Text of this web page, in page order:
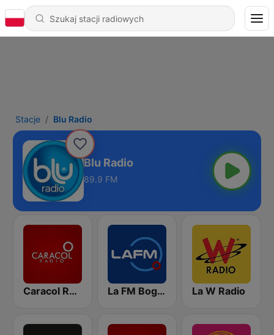
Stacje Blu Radio
Blu Radio
89.9 FM
Caracol Radio La FM Bogotá La W Radio